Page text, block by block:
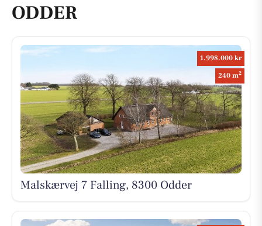
ODDER
1.998.000 kr
240 m2
Malskærvej 7 Falling, 8300 Odder